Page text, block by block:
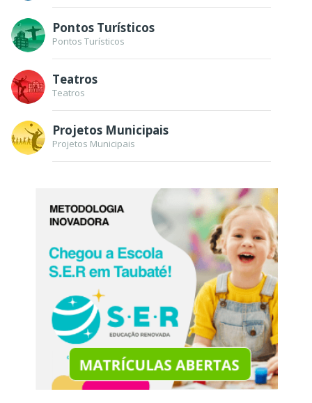
Pontos Turísticos
Pontos Turísticos
Teatros
Teatros
Projetos Municipais
Projetos Municipais